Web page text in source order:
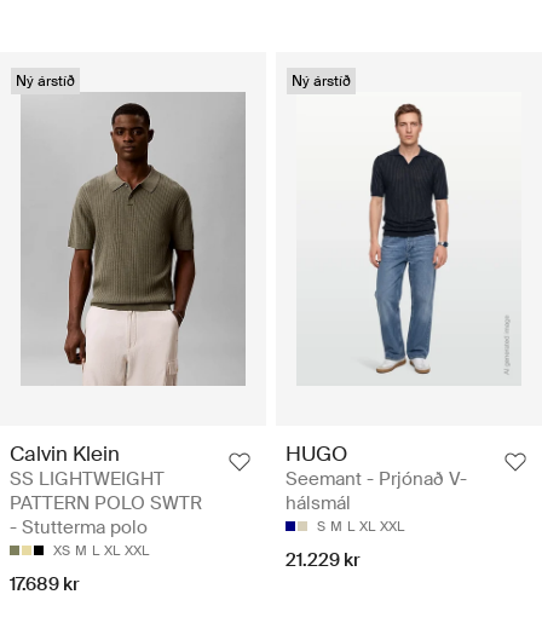
Ný árstíð
Calvin Klein
SS LIGHTWEIGHT
PATTERN POLO SWTR
- Stutterma polo
XS M L XL XXL
17.689 kr
Ný árstíð
HUGO
Seemant - Prjónað V-
hálsmál
S M L XL XXL
21.229 kr